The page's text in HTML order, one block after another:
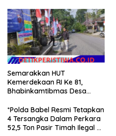
Semarakkan HUT
Kemerdekaan RI Ke 81,
Bhabinkamtibmas Desa
Warganya Kibarkan Bendera
Merah Putih
*Polda Babel Resmi Tetapkan
4 Tersangka Dalam Perkara
52,5 Ton Pasir Timah Ilegal Di